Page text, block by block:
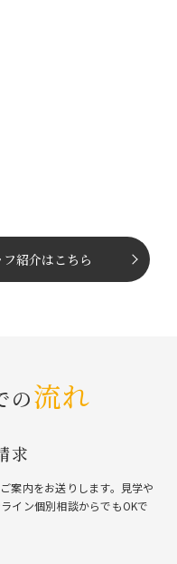
フ紹介はこちら
の流れ
求
案内をお送りします。⾒学や
イン個別相談からでもOKで